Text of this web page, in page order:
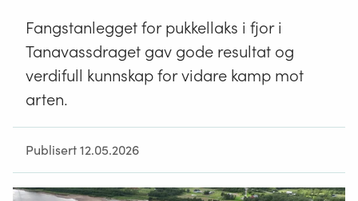
Fangstanlegget for pukkellaks i fjor i
Tanavassdraget gav gode resultat og
verdifull kunnskap for vidare kamp mot
arten.
Publisert 12.05.2026